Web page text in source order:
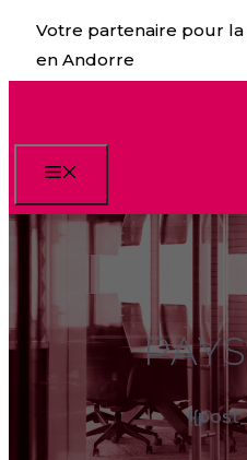
Aller
contenu
Votre partenaire pour
en Andorre